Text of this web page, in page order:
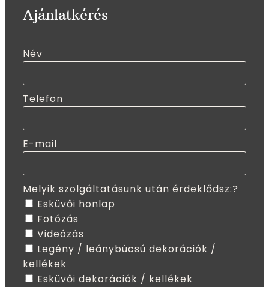
Ajánlatkérés
Név
Telefon
E-mail
Melyik szolgáltatásunk után érdeklődsz:?
Esküvői honlap
Fotózás
Videózás
Legény / leánybúcsú dekorációk /
kellékek
Esküvői dekorációk / kellékek